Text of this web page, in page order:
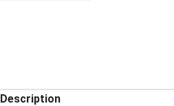
Description